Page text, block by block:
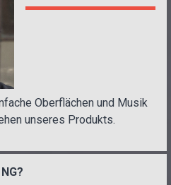
Oberflächen und Musik
unseres Produkts.